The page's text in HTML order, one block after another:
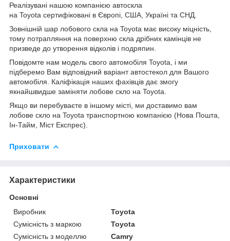
Реалізувані нашою компанією автоскла
на Toyota сертифіковані в Європі, США, Україні та СНД.
Зовнішній шар лобового скла на Toyota має високу міцність,
тому потрапляння на поверхню скла дрібних камінців не
призведе до утворення відколів і подряпин.
Повідомте нам модель свого автомобіля Toyota, і ми
підберемо Вам відповідний варіант автостекол для Вашого
автомобіля. Каліфікація наших фахівців дає змогу
якнайшвидше заміняти лобове скло на Toyota.
Якщо ви перебуваєте в іншому місті, ми доставимо вам
лобове скло на Toyota транспортною компанією (Нова Пошта,
Ін-Тайм, Міст Експрес).
Приховати
Характеристики
Основні
Виробник
Toyota
Сумісність з маркою
Toyota
Сумісність з моделлю
Camry